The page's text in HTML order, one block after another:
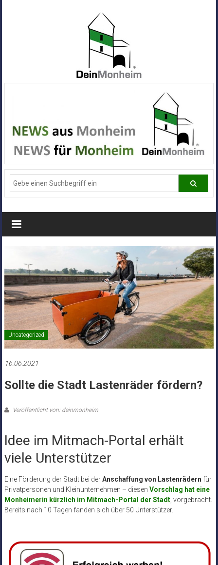
Alle
News
aus
Deiner
Stadt
Monheim
Uncategorized
16.06.2021
Sollte die Stadt Lastenräder fördern?
Veröffentlicht von: deinmonheim
Idee im Mitmach-Portal erhält
viele Unterstützer
Eine Förderung der Stadt bei derAnschaffung von Lastenrädern für
Privatpersonen und Kleinunternehmen – diesen Vorschlag hat eine
Monheimerin kürzlich im Mitmach-Portal der Stadt, vorgebracht.
Bereits nach 10 Tagen fanden sich über 50 Unterstützer.